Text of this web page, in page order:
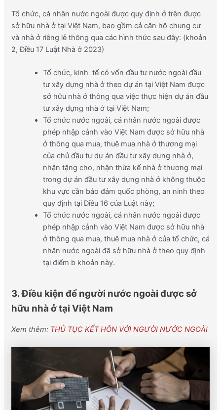
Tổ chức, cá nhân nước ngoài được quy định ở trên được
sở hữu nhà ở tại Việt Nam, bao gồm cả căn hộ chung cư
và nhà ở riêng lẻ thông qua các hình thức sau đây: (khoản
2, Điều 17 Luật Nhà ở 2023)
Tổ chức, kinh tế có vốn đầu tư nước ngoài đầu
tư xây dựng nhà ở theo dự án tại Việt Nam được
sở hữu nhà ở thông qua việc thực hiện dự án đầu
tư xây dựng nhà ở tại Việt Nam;
Tổ chức nước ngoài, cá nhân nước ngoài được
phép nhập cảnh vào Việt Nam được sở hữu nhà
ở thông qua mua, thuê mua nhà ở thương mại
của chủ đầu tư dự án đầu tư xây dựng nhà ở,
nhận tặng cho, nhận thừa kế nhà ở thương mại
trong dự án đầu tư xây dựng nhà ở không thuộc
khu vực cần bảo đảm quốc phòng, an ninh theo
quy định tại Điều 16 của Luật này;
Tổ chức nước ngoài, cá nhân nước ngoài được
phép nhập cảnh vào Việt Nam được sở hữu nhà
ở thông qua mua, thuê mua nhà ở của tổ chức, cá
nhân nước ngoài đã sở hữu nhà ở theo quy định
tại điểm b khoản này.
3. Điều kiện để người nước ngoài được sở
hữu nhà ở tại Việt Nam
Xem thêm: THỦ TỤC KẾT HÔN VỚI NGƯỜI NƯỚC NGOÀI